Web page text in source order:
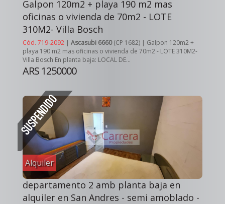
Galpon 120m2 + playa 190 m2 mas
oficinas o vivienda de 70m2 - LOTE
310M2- Villa Bosch
Cód. 719-2092 | Ascasubi 6660(CP 1682) | Galpon 120m2 +
playa 190 m2 mas oficinas o vivienda de 70m2 - LOTE 310M2-
Villa Bosch En planta baja: LOCAL DE...
ARS 1250000
Alquiler
departamento 2 amb planta baja en
alquiler en San Andres - semi amoblado -